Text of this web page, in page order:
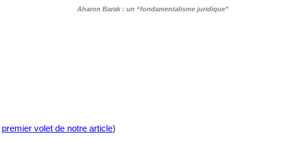
Aharon Barak : un “fondamentalisme juridique”
premier volet de notre article)